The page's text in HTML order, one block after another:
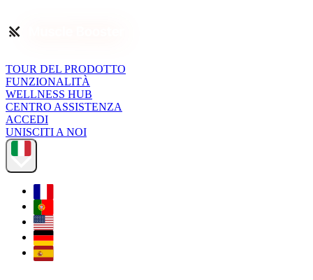
TOUR DEL PRODOTTO
FUNZIONALITÀ
WELLNESS HUB
CENTRO ASSISTENZA
ACCEDI
UNISCITI A NOI